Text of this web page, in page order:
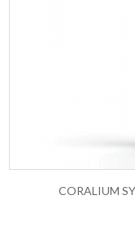
CORALIUM